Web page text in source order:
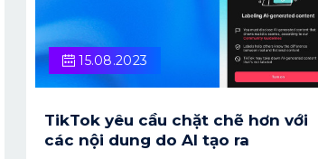
15.08.2023
TikTok yêu cầu chặt chẽ hơn với
các nội dung do AI tạo ra